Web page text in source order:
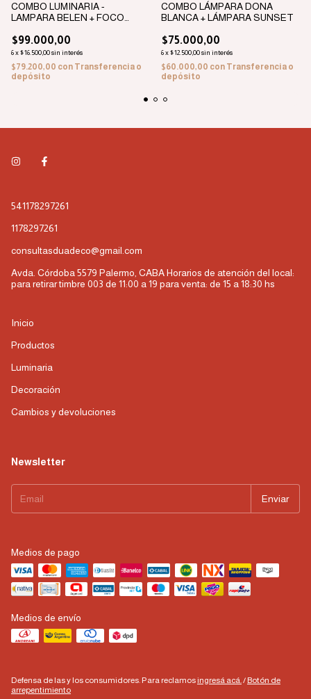
COMBO LUMINARIA -
LAMPARA BELEN + FOCO
$99.000,00
6x$16.500,00sin interés
$79.200,00 con Transferencia o
depósito
COMBO LÁMPARA DONA
BLANCA + LÁMPARA SUNSET
$75.000,00
6x$12.500,00sin interés
$60.000,00 con Transferencia o
depósito
541178297261
1178297261
consultasduadeco@gmail.com
Avda. Córdoba 5579 Palermo, CABA Horarios de atención del local:
para retirar timbre 003 de 11:00 a 19 para venta: de 15 a 18:30 hs
Inicio
Productos
Luminaria
Decoración
Cambios y devoluciones
Newsletter
Medios de pago
Medios de envío
Defensa de las y los consumidores. Para reclamosingresá acá./ Botón de
arrepentimiento